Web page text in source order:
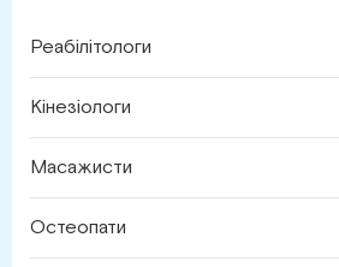
Реабілітологи
Кінезіологи
Масажисти
Остеопати